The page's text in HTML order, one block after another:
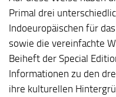
Primal drei
Indoeuropäischen für
sowie die vereinfachte
Beiheft der Special
Informationen zu den
ihre kulturellen